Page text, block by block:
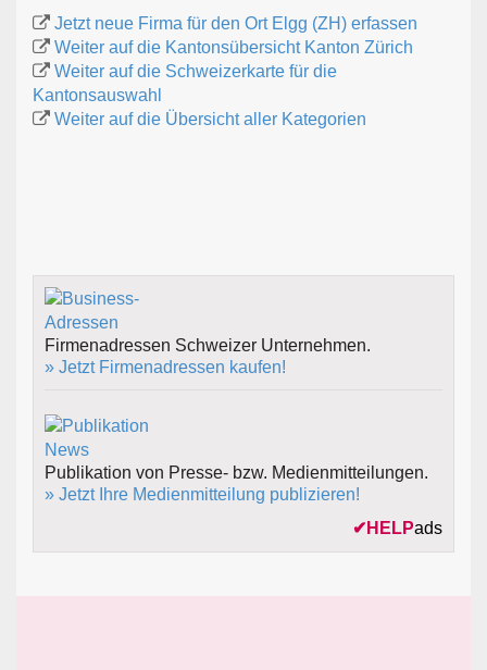
Jetzt neue Firma für den Ort Elgg (ZH) erfassen
Weiter auf die Kantonsübersicht Kanton Zürich
Weiter auf die Schweizerkarte für die
Kantonsauswahl
Weiter auf die Übersicht aller Kategorien
Firmenadressen Schweizer Unternehmen.
» Jetzt Firmenadressen kaufen!
Publikation von Presse- bzw. Medienmitteilungen.
» Jetzt Ihre Medienmitteilung publizieren!
✔ HELPads